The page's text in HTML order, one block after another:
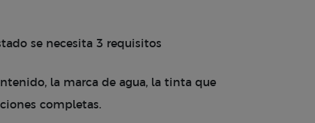
se necesita 3 requisitos
la marca de agua, la tinta que
completas.